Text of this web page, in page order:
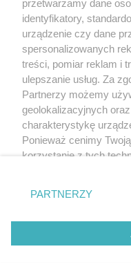
przetwarzamy dane
identyfikatory,
urządzenie czy dane
spersonalizowanych
treści, pomiar reklam i
ulepszanie usług. Za
Partnerzy możemy
geolokalizacyjnych
charakterystykę
Ponieważ cenimy
korzystanie z tych
zmienić/wycofać
znajdujący się w
rodzaje przetwarzania
użytkownika, ale masz
przetwarzaniu.
PARTNERZY